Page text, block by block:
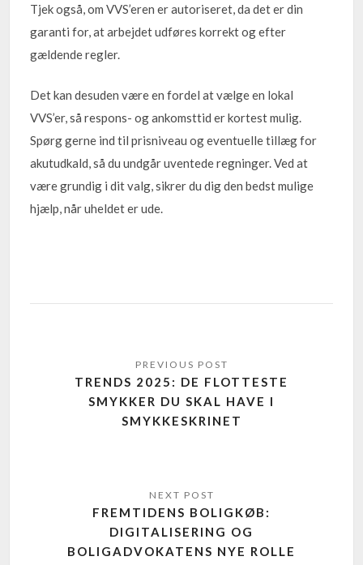
Tjek også, om VVS’eren er autoriseret, da det er din
garanti for, at arbejdet udføres korrekt og efter
gældende regler.
Det kan desuden være en fordel at vælge en lokal
VVS’er, så respons- og ankomsttid er kortest mulig.
Spørg gerne ind til prisniveau og eventuelle tillæg for
akutudkald, så du undgår uventede regninger. Ved at
være grundig i dit valg, sikrer du dig den bedst mulige
hjælp, når uheldet er ude.
TRENDS 2025: DE FLOTTESTE
SMYKKER DU SKAL HAVE I
SMYKKESKRINET
FREMTIDENS BOLIGKØB:
DIGITALISERING OG
BOLIGADVOKATENS NYE ROLLE